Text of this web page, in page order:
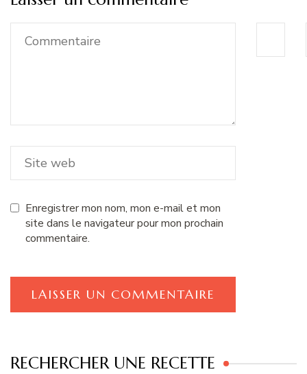
Enregistrer mon nom, mon e-mail et mon
site dans le navigateur pour mon prochain
commentaire.
RECHERCHER UNE RECETTE